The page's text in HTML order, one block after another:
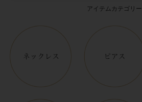
アイテムカテゴリー